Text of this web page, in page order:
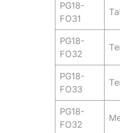
PG18-
FO31
PG18-
FO32
PG18-
FO33
PG18-
FO32